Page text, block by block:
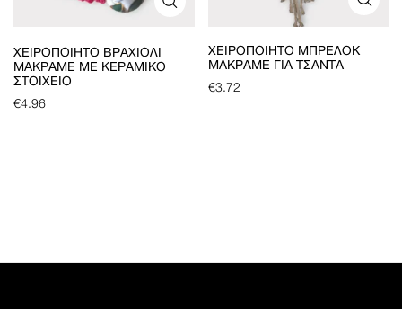
ΧΕΙΡΟΠΟΊΗΤΟ ΒΡΑΧΙΌΛΙ
ΜΑΚΡΑΜΈ ΜΕ ΚΕΡΑΜΙΚΌ
ΣΤΟΙΧΕΊΟ
€4.96
ΧΕΙΡΟΠΟΊΗΤΟ ΜΠΡΕΛΌΚ
ΜΑΚΡΑΜΈ ΓΙΑ ΤΣΆΝΤΑ
€3.72